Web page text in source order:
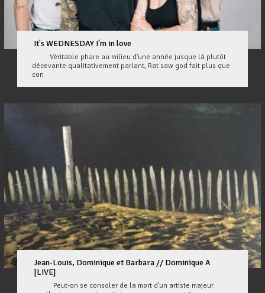
It's WEDNESDAY I'm in love
Véritable phare au milieu d'une année jusque là plutôt
décevante qualitativement parlant, Rat saw god fait plus que
con
Jean-Louis, Dominique et Barbara // Dominique A
[LIVE]
Peut-on se consoler de la mort d'un artiste majeur